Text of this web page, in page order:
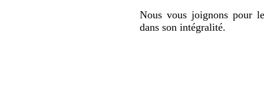
Nous vous joignons pour
dans son intégralité.